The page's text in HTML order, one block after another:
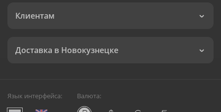
Клиентам
Доставка в Новокузнецке
Язык интерфейса: Валюта: